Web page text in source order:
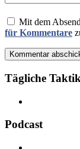
Mit dem
für Kommentare
Kommentar
Tägliche
Podcast